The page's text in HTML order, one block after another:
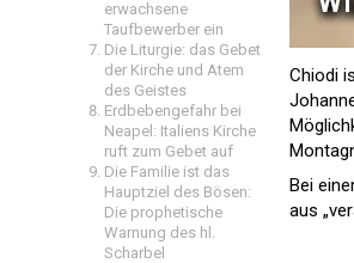
erwachsene
Taufbewerber ein
Die Liturgie: das Gebet
der Kirche und Atem
des Geistes
Erdbebengefahr bei
Neapel: Italiens Kirche
ruft zum Gebet auf
Die Familie ist das
Hauptziel des Bösen:
Die prophetische
Warnung des hl.
Scharbel
Chiodi
Bei
aus